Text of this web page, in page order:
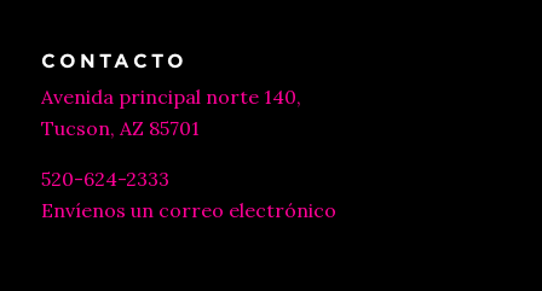
CONTACTO
Avenida principal norte 140,
Tucson, AZ 85701
520-624-2333
Envíenos un correo electrónico